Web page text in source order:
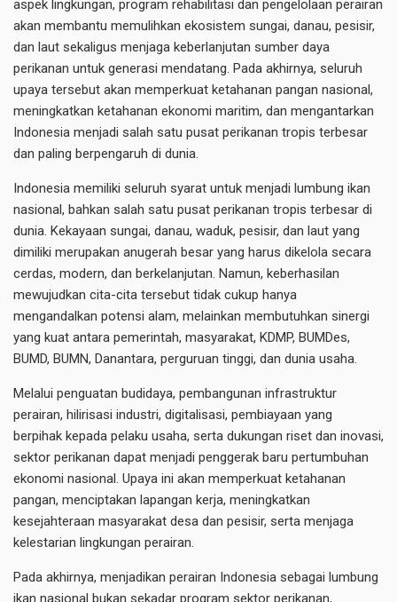
aspek lingkungan, program rehabilitasi dan pengelolaan perairan
akan membantu memulihkan ekosistem sungai, danau, pesisir,
dan laut sekaligus menjaga keberlanjutan sumber daya
perikanan untuk generasi mendatang. Pada akhirnya, seluruh
upaya tersebut akan memperkuat ketahanan pangan nasional,
meningkatkan ketahanan ekonomi maritim, dan mengantarkan
Indonesia menjadi salah satu pusat perikanan tropis terbesar
dan paling berpengaruh di dunia.
Indonesia memiliki seluruh syarat untuk menjadi lumbung ikan
nasional, bahkan salah satu pusat perikanan tropis terbesar di
dunia. Kekayaan sungai, danau, waduk, pesisir, dan laut yang
dimiliki merupakan anugerah besar yang harus dikelola secara
cerdas, modern, dan berkelanjutan. Namun, keberhasilan
mewujudkan cita-cita tersebut tidak cukup hanya
mengandalkan potensi alam, melainkan membutuhkan sinergi
yang kuat antara pemerintah, masyarakat, KDMP, BUMDes,
BUMD, BUMN, Danantara, perguruan tinggi, dan dunia usaha.
Melalui penguatan budidaya, pembangunan infrastruktur
perairan, hilirisasi industri, digitalisasi, pembiayaan yang
berpihak kepada pelaku usaha, serta dukungan riset dan inovasi,
sektor perikanan dapat menjadi penggerak baru pertumbuhan
ekonomi nasional. Upaya ini akan memperkuat ketahanan
pangan, menciptakan lapangan kerja, meningkatkan
kesejahteraan masyarakat desa dan pesisir, serta menjaga
kelestarian lingkungan perairan.
Pada akhirnya, menjadikan perairan Indonesia sebagai lumbung